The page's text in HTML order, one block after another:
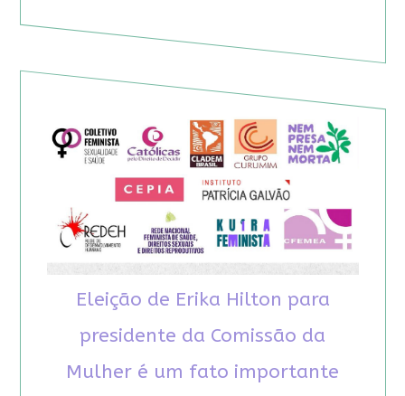
Eleição de Erika Hilton para
presidente da Comissão da
Mulher é um fato importante